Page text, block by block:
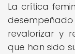
La crítica
revalorizar y
que han sido